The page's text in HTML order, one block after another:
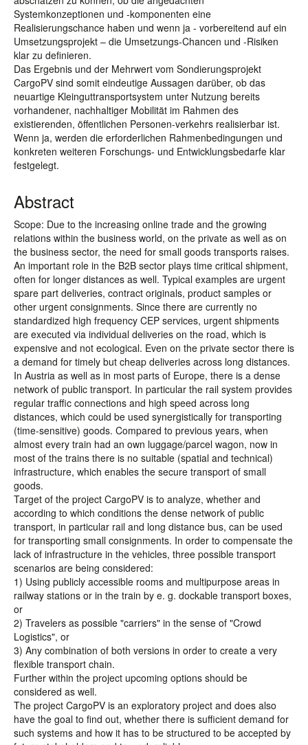
Systemkonzeptionen und -komponenten eine
Realisierungschance haben und wenn ja - vorbereitend auf ein
Umsetzungsprojekt – die Umsetzungs-Chancen und -Risiken
klar zu definieren.
Das Ergebnis und der Mehrwert vom Sondierungsprojekt
CargoPV sind somit eindeutige Aussagen darüber, ob das
neuartige Kleinguttransportsystem unter Nutzung bereits
vorhandener, nachhaltiger Mobilität im Rahmen des
existierenden, öffentlichen Personen-verkehrs realisierbar ist.
Wenn ja, werden die erforderlichen Rahmenbedingungen und
konkreten weiteren Forschungs- und Entwicklungsbedarfe klar
festgelegt.
Abstract
Scope: Due to the increasing online trade and the growing
relations within the business world, on the private as well as on
the business sector, the need for small goods transports raises.
An important role in the B2B sector plays time critical shipment,
often for longer distances as well. Typical examples are urgent
spare part deliveries, contract originals, product samples or
other urgent consignments. Since there are currently no
standardized high frequency CEP services, urgent shipments
are executed via individual deliveries on the road, which is
expensive and not ecological. Even on the private sector there is
a demand for timely but cheap deliveries across long distances.
In Austria as well as in most parts of Europe, there is a dense
network of public transport. In particular the rail system provides
regular traffic connections and high speed across long
distances, which could be used synergistically for transporting
(time-sensitive) goods. Compared to previous years, when
almost every train had an own luggage/parcel wagon, now in
most of the trains there is no suitable (spatial and technical)
infrastructure, which enables the secure transport of small
goods.
Target of the project CargoPV is to analyze, whether and
according to which conditions the dense network of public
transport, in particular rail and long distance bus, can be used
for transporting small consignments. In order to compensate the
lack of infrastructure in the vehicles, three possible transport
scenarios are being considered:
1) Using publicly accessible rooms and multipurpose areas in
railway stations or in the train by e. g. dockable transport boxes,
or
2) Travelers as possible "carriers" in the sense of "Crowd
Logistics", or
3) Any combination of both versions in order to create a very
flexible transport chain.
Further within the project upcoming options should be
considered as well.
The project CargoPV is an exploratory project and does also
have the goal to find out, whether there is sufficient demand for
such systems and how it has to be structured to be accepted by